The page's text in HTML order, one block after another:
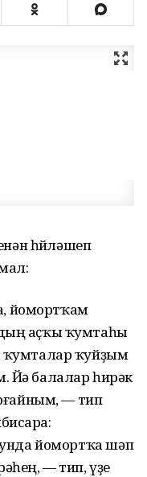
һөйләшеп
йомортҡам
аҫҡы ҡумтаһы
ҡумталар ҡуйҙым
Йә балалар һирәк
— тип
йомортҡа шәп
— тип, үҙе